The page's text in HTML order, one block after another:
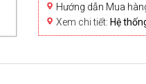
Hướng dẫn Mua
Xem chi tiết: Hệ